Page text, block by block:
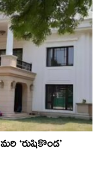
‘రుషికొండ’